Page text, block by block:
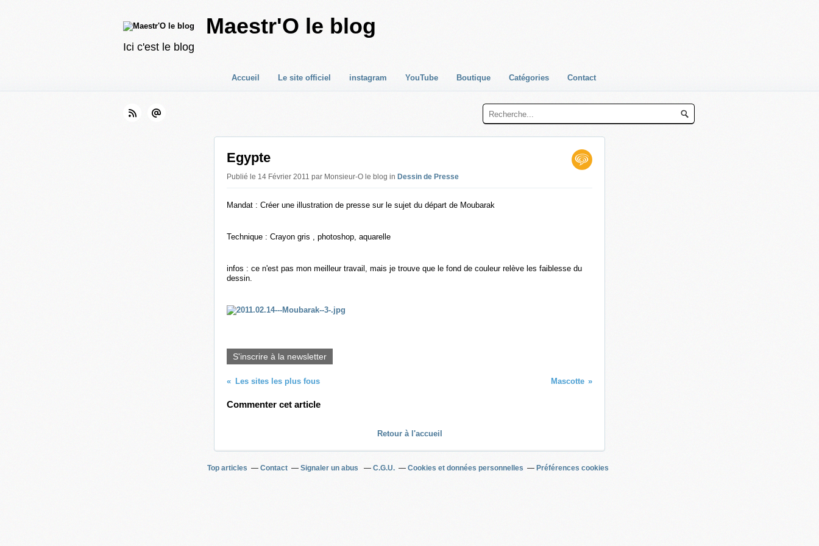
Maestr'O le blog
Ici c'est le blog
Accueil Le site officiel instagram YouTube Boutique Catégories Contact
Egypte
Publié le 14 Février 2011 par Monsieur-O le blog in Dessin de Presse
Mandat : Créer une illustration de presse sur le sujet du départ de Moubarak
Technique : Crayon gris , photoshop, aquarelle
infos : ce n'est pas mon meilleur travail, mais je trouve que le fond de couleur relève les faiblesse du
dessin.
S'inscrire à la newsletter
Les sites les plus fous Mascotte
Commenter cet article
Retour à l'accueil
Top articles Contact Signaler un abus C.G.U. Cookies et données personnelles Préférences cookies